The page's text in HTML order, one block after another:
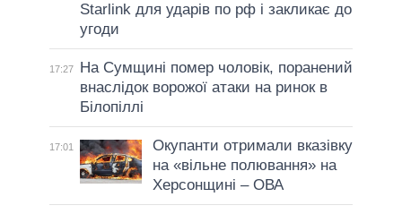
Starlink для ударів по рф і закликає до
угоди
17:27
На Сумщині помер чоловік, поранений
внаслідок ворожої атаки на ринок в
Білопіллі
17:01
Окупанти отримали вказівку
на «вільне полювання» на
Херсонщині – ОВА